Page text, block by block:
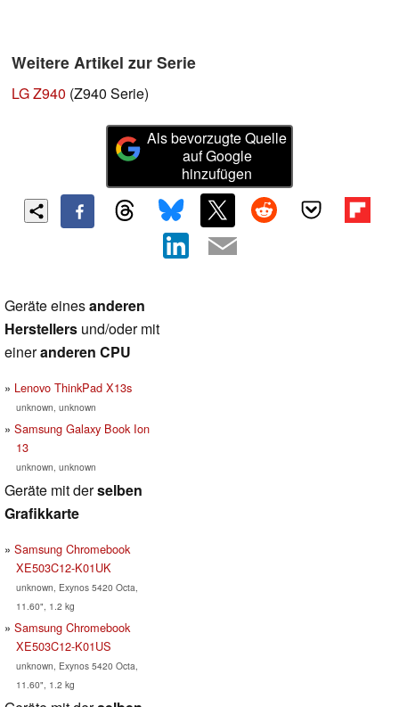
Weitere Artikel zur Serie
LG Z940 (Z940 Serie)
Als bevorzugte Quelle
auf Google
hinzufügen
Geräte einesanderen
Herstellers und/oder mit
eineranderen CPU
Lenovo ThinkPad X13s
unknown, unknown
Samsung Galaxy Book Ion
13
unknown, unknown
Geräte mit derselben
Grafikkarte
Samsung Chromebook
XE503C12-K01UK
unknown, Exynos 5420 Octa,
11.60", 1.2 kg
Samsung Chromebook
XE503C12-K01US
unknown, Exynos 5420 Octa,
11.60", 1.2 kg